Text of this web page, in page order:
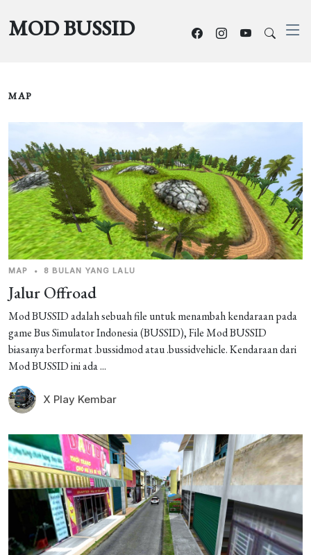
MOD BUSSID
MAP
MAP • 8 BULAN YANG LALU
Jalur Offroad
Mod BUSSID adalah sebuah file untuk menambah kendaraan pada
game Bus Simulator Indonesia (BUSSID), File Mod BUSSID
biasanya berformat .bussidmod atau .bussidvehicle. Kendaraan dari
Mod BUSSID ini ada ...
X Play Kembar